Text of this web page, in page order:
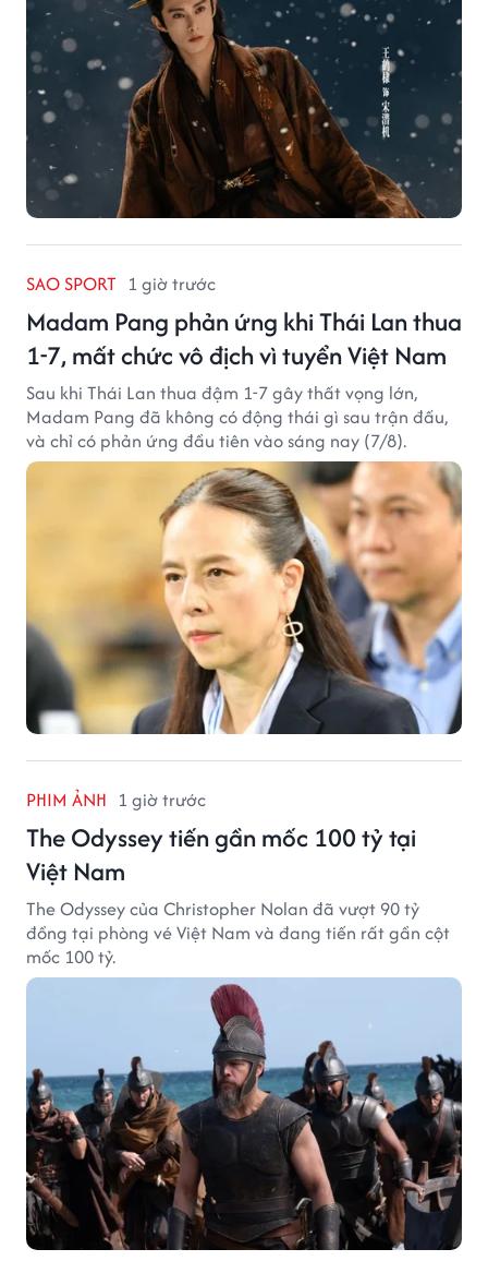
SAO SPORT 1 giờ trước
Madam Pang phản ứng khi Thái Lan thua
1-7, mất chức vô địch vì tuyển Việt Nam
Sau khi Thái Lan thua đậm 1-7 gây thất vọng lớn,
Madam Pang đã không có động thái gì sau trận đấu,
và chỉ có phản ứng đầu tiên vào sáng nay (7/8).
PHIM ẢNH 1 giờ trước
The Odyssey tiến gần mốc 100 tỷ tại
Việt Nam
The Odyssey của Christopher Nolan đã vượt 90 tỷ
đồng tại phòng vé Việt Nam và đang tiến rất gần cột
mốc 100 tỷ.